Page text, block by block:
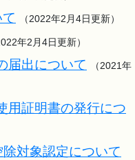
（2022年2月4日更新）
年2月4日更新）
届出について
（2021年
用証明書の発行につ
対象認定について